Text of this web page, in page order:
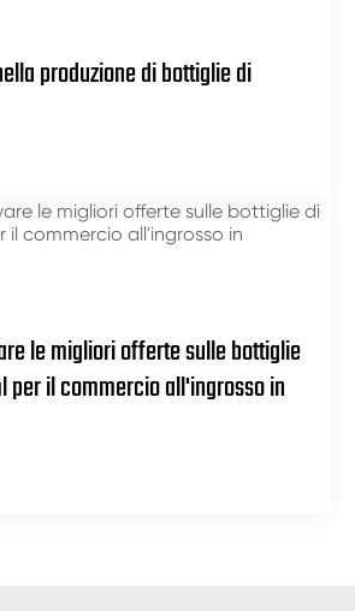
produzione di bottiglie di
le migliori offerte sulle bottiglie
per il commercio all'ingrosso in